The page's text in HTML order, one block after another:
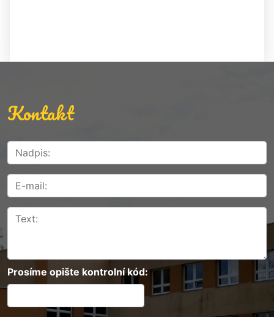
Kontakt
Prosíme opište kontrolní kód: